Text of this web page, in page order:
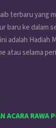
terbaru yang
baru ke dalam
adalah Hadiah
atau selama
ACARA RAWA